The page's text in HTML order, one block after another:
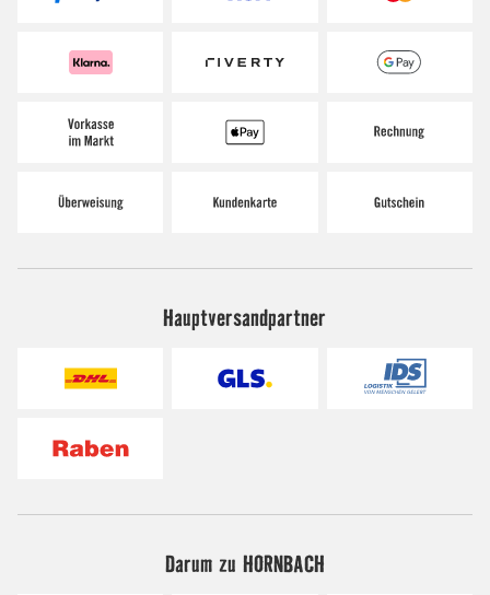
Hauptversandpartner
Darum zu HORNBACH